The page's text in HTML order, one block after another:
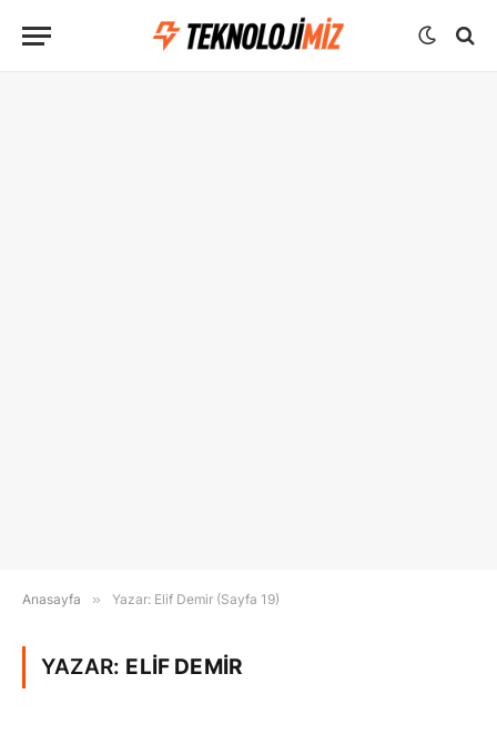
Anasayfa » Yazar: Elif Demir (Sayfa 19)
YAZAR: ELIF DEMIR